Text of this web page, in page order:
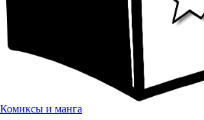
Комиксы и манга